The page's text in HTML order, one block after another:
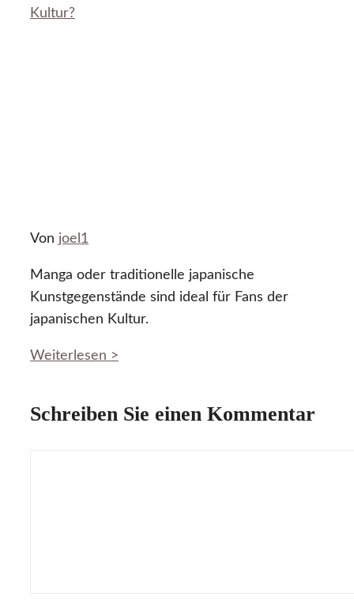
Kultur?
Von joel1
Manga oder traditionelle japanische
Kunstgegenstände sind ideal für Fans der
japanischen Kultur.
Weiterlesen >
Schreiben Sie einen Kommentar